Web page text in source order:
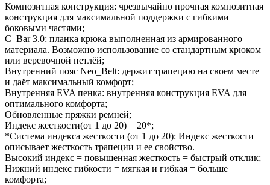
Композитная конструкция: чрезвычайно прочная композитная
конструкция для максимальной поддержки с гибкими
боковыми частями;
C_Bar 3.0: планка крюка выполненная из армированного
материала. Возможно использование со стандартным крюком
или веревочной петлёй;
Внутренний пояс Neo_Belt: держит трапецию на своем месте
и даёт максимальный комфорт;
Внутренняя EVA пенка: внутренняя конструкция EVA для
оптимального комфорта;
Обновленные пряжки ремней;
Индекс жесткости(от 1 до 20) = 20*;
*Система индекса жесткости (от 1 до 20): Индекс жесткости
описывает жесткость трапеции и ее свойство.
Высокий индекс = повышенная жесткость = быстрый отклик;
Нижний индекс гибкости = мягкая и гибкая = больше
комфорта;